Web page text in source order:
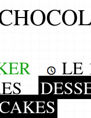
LE